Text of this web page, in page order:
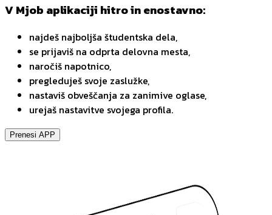
V Mjob aplikaciji hitro in enostavno:
najdeš najboljša študentska dela,
se prijaviš na odprta delovna mesta,
naročiš napotnico,
pregleduješ svoje zaslužke,
nastaviš obveščanja za zanimive oglase,
urejaš nastavitve svojega profila.
Prenesi APP